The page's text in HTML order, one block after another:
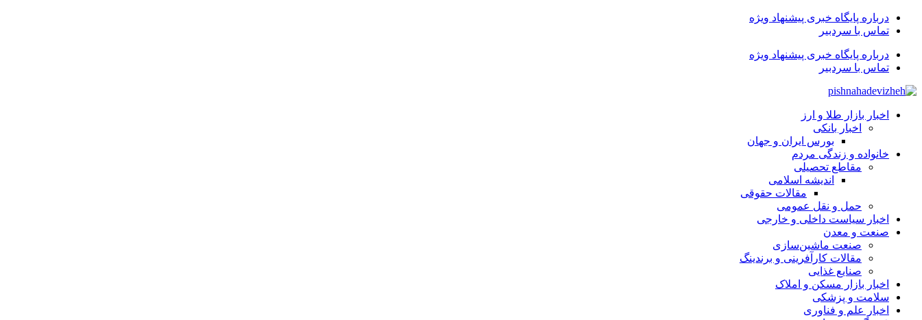
درباره پایگاه خبری پیشنهاد ویژه
تماس با سردبیر
درباره پایگاه خبری پیشنهاد ویژه
تماس با سردبیر
اخبار بازار طلا و ارز
اخبار بانکی
بورس ایران و جهان
خانواده و زندگی مردم
مقاطع تحصیلی
اندیشه اسلامی
مقالات حقوقی
حمل و نقل عمومی
اخبار سیاست داخلی و خارجی
صنعت و معدن
صنعت ماشین‌سازی
مقالات کارآفرینی و برندینگ
صنایع غذایی
اخبار بازار مسکن و املاک
سلامت و پزشکی
اخبار علم و فناوری